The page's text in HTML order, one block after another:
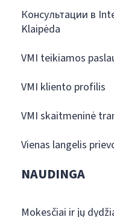
Консультации в
Klaipėda
VMI teikiamos
VMI kliento profilis
VMI skaitmeninė
Vienas langelis
NAUDINGA
Mokesčiai ir jų